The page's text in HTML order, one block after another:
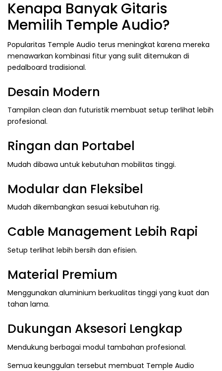
Kenapa Banyak Gitaris
Memilih Temple Audio?
Popularitas Temple Audio terus meningkat karena mereka
menawarkan kombinasi fitur yang sulit ditemukan di
pedalboard tradisional.
Desain Modern
Tampilan clean dan futuristik membuat setup terlihat lebih
profesional.
Ringan dan Portabel
Mudah dibawa untuk kebutuhan mobilitas tinggi.
Modular dan Fleksibel
Mudah dikembangkan sesuai kebutuhan rig.
Cable Management Lebih Rapi
Setup terlihat lebih bersih dan efisien.
Material Premium
Menggunakan aluminium berkualitas tinggi yang kuat dan
tahan lama.
Dukungan Aksesori Lengkap
Mendukung berbagai modul tambahan profesional.
Semua keunggulan tersebut membuat Temple Audio